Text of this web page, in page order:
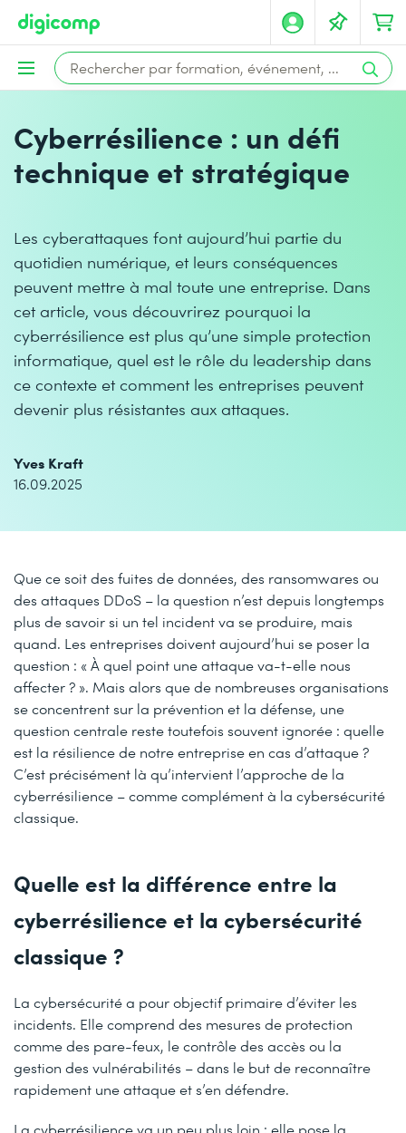
Cyberrésilience : un défi
technique et stratégique
Les cyberattaques font aujourd’hui partie du
quotidien numérique, et leurs conséquences
peuvent mettre à mal toute une entreprise. Dans
cet article, vous découvrirez pourquoi la
cyberrésilience est plus qu’une simple protection
informatique, quel est le rôle du leadership dans
ce contexte et comment les entreprises peuvent
devenir plus résistantes aux attaques.
Yves Kraft
16.09.2025
Que ce soit des fuites de données, des ransomwares ou
des attaques DDoS – la question n’est depuis longtemps
plus de savoir si un tel incident va se produire, mais
quand. Les entreprises doivent aujourd’hui se poser la
question : « À quel point une attaque va-t-elle nous
affecter ? ». Mais alors que de nombreuses organisations
se concentrent sur la prévention et la défense, une
question centrale reste toutefois souvent ignorée : quelle
est la résilience de notre entreprise en cas d’attaque ?
C’est précisément là qu’intervient l’approche de la
cyberrésilience – comme complément à la cybersécurité
classique.
Quelle est la différence entre la
cyberrésilience et la cybersécurité
classique ?
La cybersécurité a pour objectif primaire d’éviter les
incidents. Elle comprend des mesures de protection
comme des pare-feux, le contrôle des accès ou la
gestion des vulnérabilités – dans le but de reconnaître
rapidement une attaque et s’en défendre.
La cyberrésilience va un peu plus loin : elle pose la